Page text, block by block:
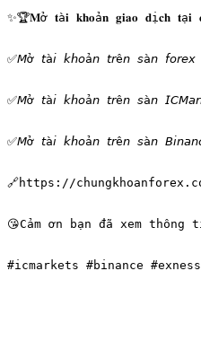
✨🏆𝐌ở 𝐭à𝐢 𝐤𝐡𝐨ả𝐧 𝐠𝐢𝐚𝐨 𝐝ị𝐜𝐡 𝐭ạ𝐢
✅𝘔ở 𝘵à𝘪 𝘬𝘩𝘰ả𝘯 𝘵𝘳ê𝘯 𝘴à𝘯
✅𝘔ở 𝘵à𝘪 𝘬𝘩𝘰ả𝘯 𝘵𝘳ê𝘯 𝘴à𝘯
✅𝘔ở 𝘵à𝘪 𝘬𝘩𝘰ả𝘯 𝘵𝘳ê𝘯 𝘴à𝘯
🔗https://
😘Cảm ơn bạn đã xem
#icmarkets #binance